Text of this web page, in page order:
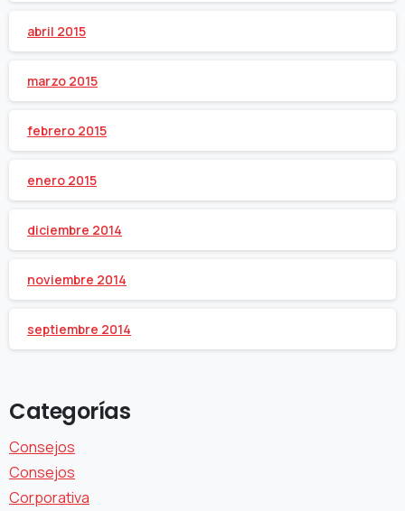
abril 2015
marzo 2015
febrero 2015
enero 2015
diciembre 2014
noviembre 2014
septiembre 2014
Categorías
Consejos
Consejos
Corporativa